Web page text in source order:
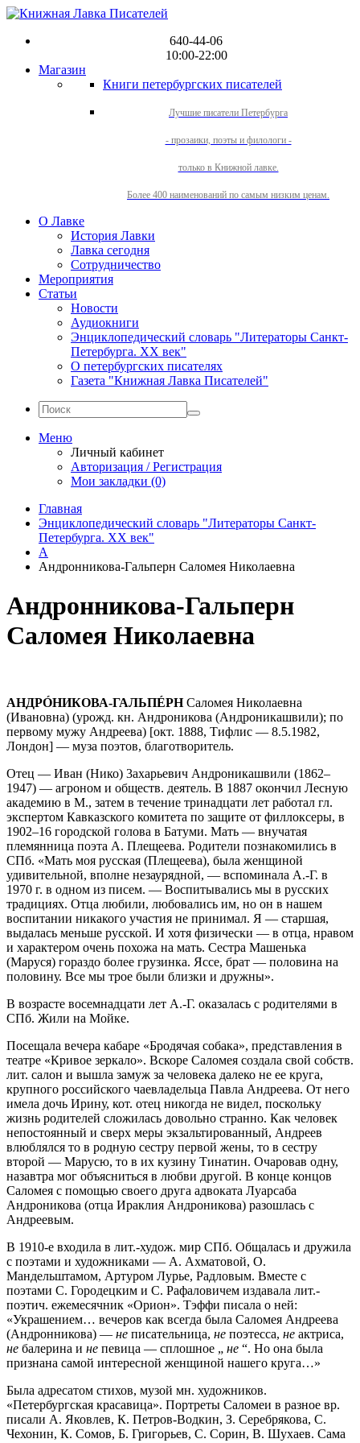
640-44-06
10:00-22:00
Магазин
Книги петербургских писателей
Лучшие писатели Петербурга
- прозаики, поэты и филологи -
только в Книжной лавке.
Более 400 наименований по самым низким ценам.
О Лавке
История Лавки
Лавка сегодня
Сотрудничество
Мероприятия
Статьи
Новости
Аудиокниги
Энциклопедический словарь "Литераторы Санкт-
Петербурга. XX век"
О петербургских писателях
Газета "Книжная Лавка Писателей"
Меню
Личный кабинет
Авторизация / Регистрация
Мои закладки (0)
Главная
Энциклопедический словарь "Литераторы Санкт-
Петербурга. XX век"
А
Андронникова-Гальперн Саломея Николаевна
Андронникова-Гальперн
Саломея Николаевна
АНДРÓНИКОВА-ГАЛЬПÉРНСаломея Николаевна
(Ивановна) (урожд. кн. Андроникова (Андроникашвили); по
первому мужу Андреева) [окт. 1888, Тифлис — 8.5.1982,
Лондон] — муза поэтов, благотворитель.
Отец — Иван (Нико) 3ахарьевич Андроникашвили (1862–
1947) — агроном и обществ. деятель. В 1887 окончил Лесную
академию в М., затем в течение тринадцати лет работал гл.
экспертом Кавказского комитета по защите от филлоксеры, в
1902–16 городской голова в Батуми. Мать — внучатая
племянница поэта А. Плещеева. Родители познакомились в
СПб. «Мать моя русская (Плещеева), была женщиной
удивительной, вполне незаурядной, — вспоминала А.-Г. в
1970 г. в одном из писем. — Воспитывались мы в русских
традициях. Отца любили, любовались им, но он в нашем
воспитании никакого участия не принимал. Я — старшая,
выдалась меньше русской. И хотя физически — в отца, нравом
и характером очень похожа на мать. Сестра Машенька
(Маруся) гораздо более грузинка. Яссе, брат — половина на
половину. Все мы трое были близки и дружны».
В возрасте восемнадцати лет А.-Г. оказалась с родителями в
СПб. Жили на Мойке.
Посещала вечера кабаре «Бродячая собака», представления в
театре «Кривое зеркало». Вскоре Саломея создала свой собств.
лит. салон и вышла замуж за человека далеко не ее круга,
крупного российского чаевладельца Павла Андреева. От него
имела дочь Ирину, кот. отец никогда не видел, поскольку
жизнь родителей сложилась довольно странно. Как человек
непостоянный и сверх меры экзальтированный, Андреев
влюблялся то в родную сестру первой жены, то в сестру
второй — Марусю, то в их кузину Тинатин. Очаровав одну,
назавтра мог объясниться в любви другой. В конце концов
Саломея с помощью своего друга адвоката Луарсаба
Андроникова (отца Ираклия Андроникова) разошлась с
Андреевым.
В 1910-е входила в лит.-худож. мир СПб. Общалась и дружила
с поэтами и художниками — А. Ахматовой, О.
Мандельштамом, Артуром Лурье, Радловым. Вместе с
поэтами С. Городецким и С. Рафаловичем издавала лит.-
поэтич. ежемесячник «Орион». Тэффи писала о ней:
«Украшением… вечеров как всегда была Саломея Андреева
(Андронникова) — не писательница, не поэтесса, не актриса,
не балерина и не певица — сплошное „ не “. Но она была
признана самой интересной женщиной нашего круга…»
Была адресатом стихов, музой мн. художников.
«Петербургская красавица». Портреты Саломеи в разное вр.
писали А. Яковлев, К. Петров-Водкин, З. Серебрякова, С.
Чехонин, К. Сомов, Б. Григорьев, С. Сорин, В. Шухаев. Сама